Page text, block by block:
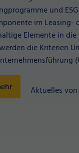
und
im
Elemente in
die Kriterien
Aktuelles